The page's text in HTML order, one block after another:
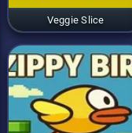
Veggie Slice